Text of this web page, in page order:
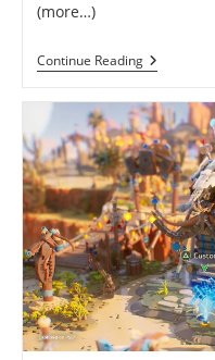
(more…)
Continue ReadingCounter
Strike
Evolusi
Taktik
FPS